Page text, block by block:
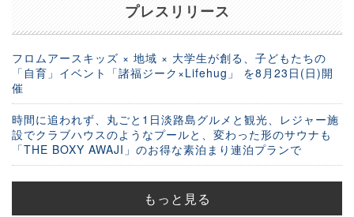
プレスリリース
フロムアースキッズ × 地域 × 大学生が創る、子どもたちの
「自育」イベント「諸福ジーク×Lifehug」 を8月23日(日)開
催
時間に追われず、丸ごと1日淡路島グルメと観光、レジャー施
設でクラブハウスのようなプールと、変わった形のサウナも
「THE BOXY AWAJI」のお得な素泊まり連泊プランで
もっと見る